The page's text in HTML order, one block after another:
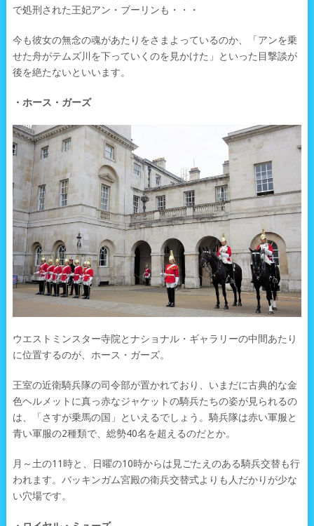
で処刑された王妃アン・ブーリンも・・・
今も彼女の無念の魂があたりをさまよっているのか、「アンを乗
せた舟がテムズ川を下っていくのを見かけた」といった目撃談が
後を絶たないといいます。
・ホース・ガーズ
ウエストミンスター寺院とナショナル・ギャラリーの中間あたり
に位置するのが、ホース・ガーズ。
王室の近衛騎兵隊の司令部が置かれており、いまだに古典的な金
色ヘルメットに真っ赤なジャケットの騎兵たちの姿が見られるの
は、「さすが乗馬の国」といえるでしょう。騎兵隊は赤い軍服と
青い軍服の2種類で、総勢40名を超えるのだとか。
月～土の11時と、日曜の10時からは見ごたえのある騎兵交替も行
われます。バッキンガム宮殿の衛兵交替式よりも人だかりが少な
い穴場です。